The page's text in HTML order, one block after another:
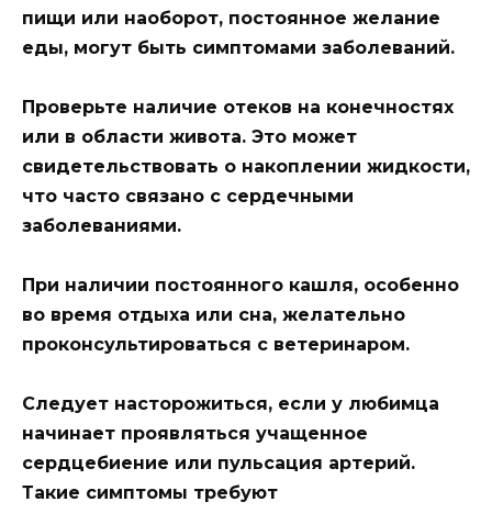
пищи или наоборот, постоянное желание
еды, могут быть симптомами заболеваний.
Проверьте наличие отеков на конечностях
или в области живота. Это может
свидетельствовать о накоплении жидкости,
что часто связано с сердечными
заболеваниями.
При наличии постоянного кашля, особенно
во время отдыха или сна, желательно
проконсультироваться с ветеринаром.
Следует насторожиться, если у любимца
начинает проявляться учащенное
сердцебиение или пульсация артерий.
Такие симптомы требуют